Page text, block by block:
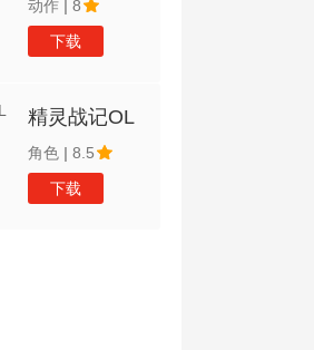
动作
8
下载
精灵战记OL
角色 | 8.5
下载